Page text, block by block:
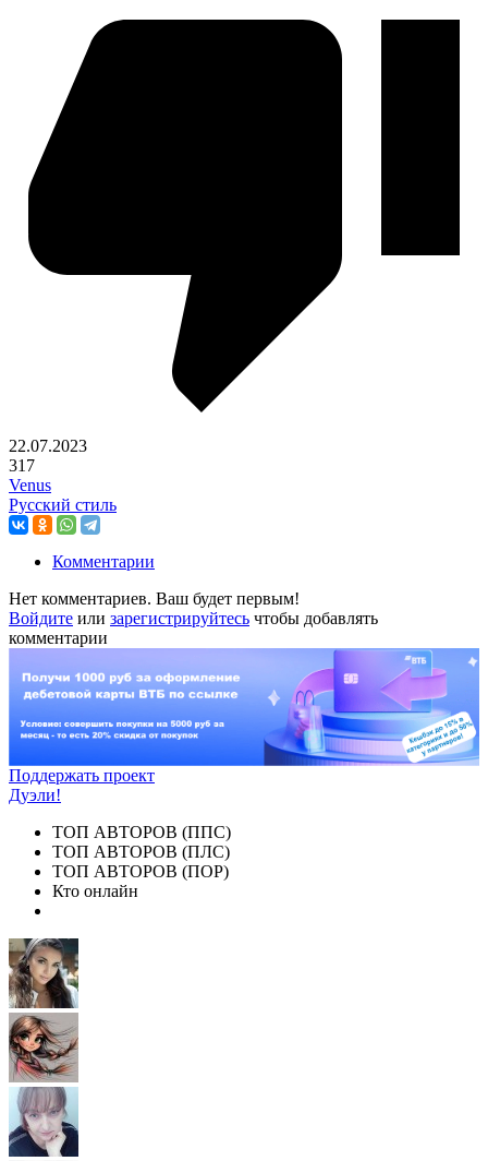
22.07.2023
317
Venus
Русский стиль
Комментарии
Нет комментариев. Ваш будет первым!
Войдите или зарегистрируйтесь чтобы добавлять
комментарии
Поддержать проект
Дуэли!
ТОП АВТОРОВ (ППС)
ТОП АВТОРОВ (ПЛС)
ТОП АВТОРОВ (ПОР)
Кто онлайн